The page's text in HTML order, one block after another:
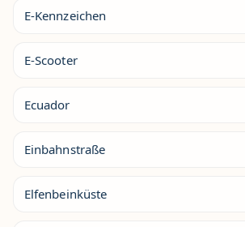
E-Kennzeichen
E-Scooter
Ecuador
Einbahnstraße
Elfenbeinküste